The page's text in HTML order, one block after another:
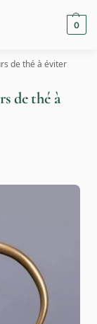
0
de thé à éviter
de thé à